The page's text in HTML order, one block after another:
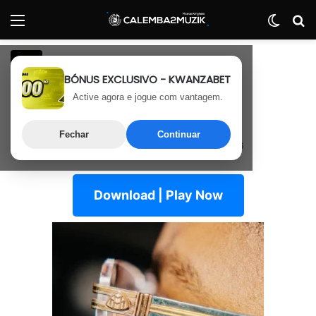
Menu
BÓNUS EXCLUSIVO - KWANZABET
Active agora e jogue com vantagem.
Fechar Continuar
Rap
Wizy – Só Acreditares
(Maybach Flow)
Última atualização: 9 de Junho, 2026
Download | Play Now